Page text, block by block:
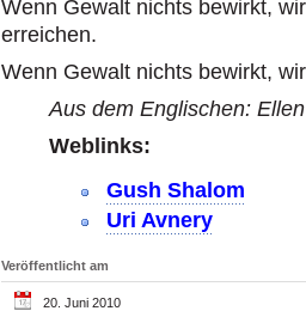
Wenn Gewalt nichts bewirkt,
erreichen.
Wenn Gewalt nichts bewirkt,
Aus dem Englischen:
Weblinks:
Gush Shalom
Uri Avnery
Veröffentlicht am
20. Juni 2010